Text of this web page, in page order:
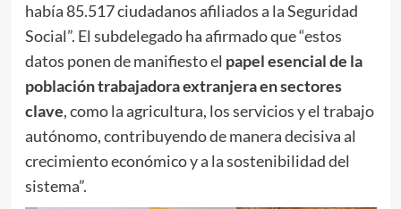
había 85.517 ciudadanos afiliados a la Seguridad
Social”. El subdelegado ha afirmado que “estos
datos ponen de manifiesto el papel esencial de la
población trabajadora extranjera en sectores
clave, como la agricultura, los servicios y el trabajo
autónomo, contribuyendo de manera decisiva al
crecimiento económico y a la sostenibilidad del
sistema”.